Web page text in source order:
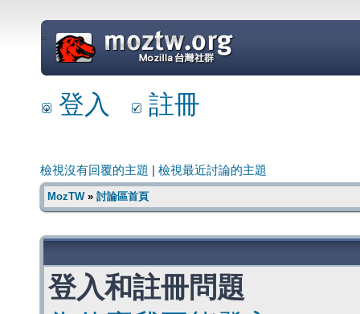
=
登入 註冊
檢視沒有回覆的主題 檢視最近討論的主題
MozTW» 討論區首頁
登入和註冊問題